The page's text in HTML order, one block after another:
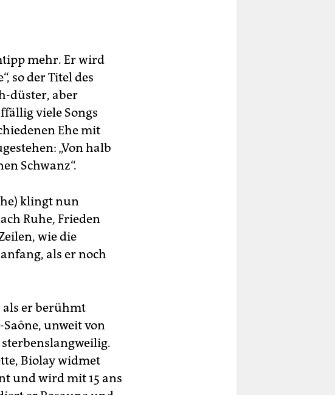
mehr. Er wird
so der Titel des
düster, aber
viele Songs
Ehe mit
„Von halb
Schwanz“.
klingt nun
Ruhe, Frieden
wie die
als er noch
als er berühmt
unweit von
sterbenslangweilig.
Biolay widmet
und wird mit 15 ans